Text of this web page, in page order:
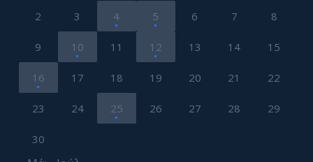
2 3 4 5 6 7 8
9 10 11 12 13 14 15
16 17 18 19 20 21 22
23 24 25 26 27 28 29
30